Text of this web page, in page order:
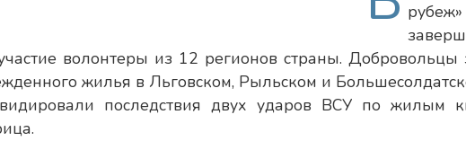
рубеж»
волонтеры из 12 регионов страны. Добровольцы
жилья в Льговском, Рыльском и
последствия двух ударов ВСУ по жилым